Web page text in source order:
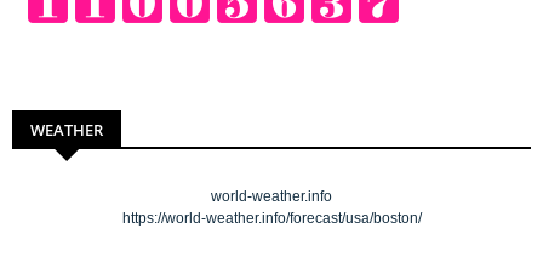
WEATHER
world-weather.info
https://world-weather.info/forecast/usa/boston/